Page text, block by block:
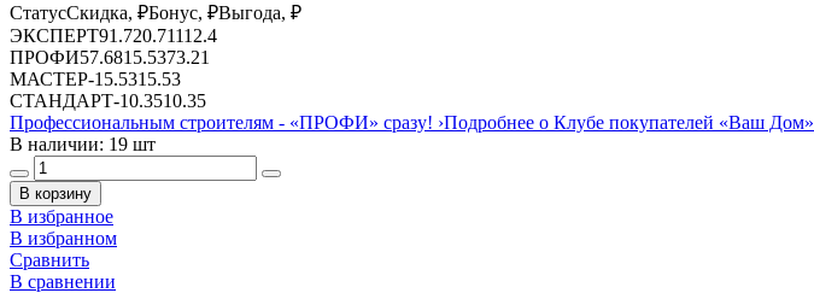
СтатусСкидка, ₽Бонус, ₽Выгода, ₽
ЭКСПЕРТ91.720.71112.4
ПРОФИ57.6815.5373.21
МАСТЕР-15.5315.53
СТАНДАРТ-10.3510.35
Профессиональным строителям - «ПРОФИ» сразу! ›Подробнее о Клубе покупателей «Ваш Дом»
В наличии: 19 шт
В корзину
В избранное
В избранном
Сравнить
В сравнении